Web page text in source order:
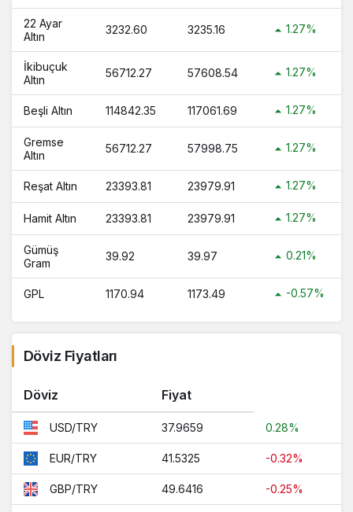
?
1 Bilezik Ne Kadar 1 Bilezik Kaç TL ?
22 Ayar
Altın
3232.60 3235.16 1.27%
İkibuçuk
Altın
56712.27 57608.54 1.27%
Beşli Altın 114842.35 117061.69 1.27%
Gremse
Altın
56712.27 57998.75 1.27%
Reşat Altın 23393.81 23979.91 1.27%
Hamit Altın 23393.81 23979.91 1.27%
Gümüş
Gram
39.92 39.97 0.21%
GPL 1170.94 1173.49 -0.57%
Döviz Fiyatları
Döviz Fiyat
USD/TRY 37.9659 0.28%
EUR/TRY 41.5325 -0.32%
GBP/TRY 49.6416 -0.25%